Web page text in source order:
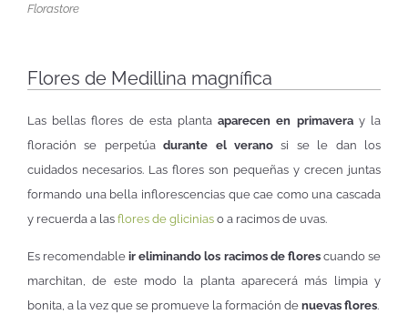
Florastore
Flores de Medillina magnífica
Las bellas flores de esta plantaaparecen en primaveray la
floración se perpetúadurante el verano si se le dan los
cuidados necesarios. Las flores son pequeñas y crecen juntas
formando una bella inflorescencias que cae como una cascada
y recuerda a las flores de glicinias o a racimos de uvas.
Es recomendable ir eliminando los racimos de flores cuando se
marchitan, de este modo la planta aparecerá más limpia y
bonita, a la vez que se promueve la formación de nuevas flores.